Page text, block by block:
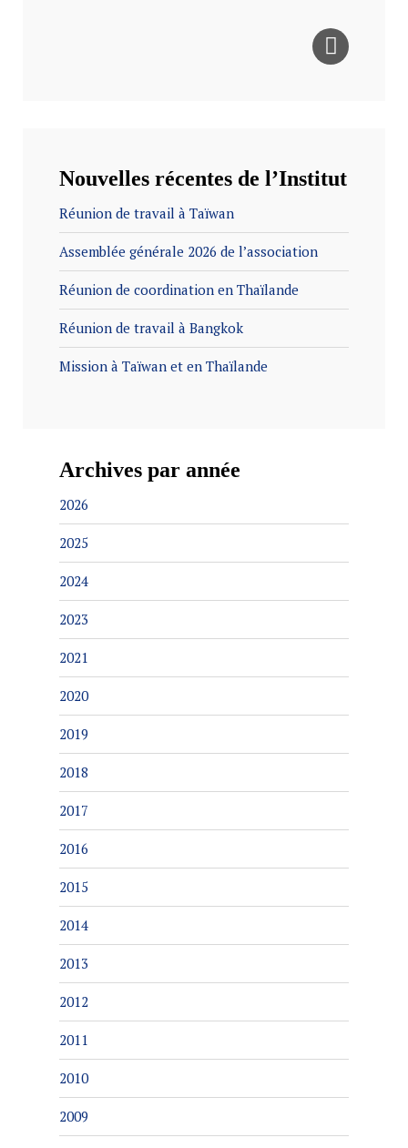
Nouvelles récentes de l’Institut
Réunion de travail à Taïwan
Assemblée générale 2026 de l’association
Réunion de coordination en Thaïlande
Réunion de travail à Bangkok
Mission à Taïwan et en Thaïlande
Archives par année
2026
2025
2024
2023
2021
2020
2019
2018
2017
2016
2015
2014
2013
2012
2011
2010
2009